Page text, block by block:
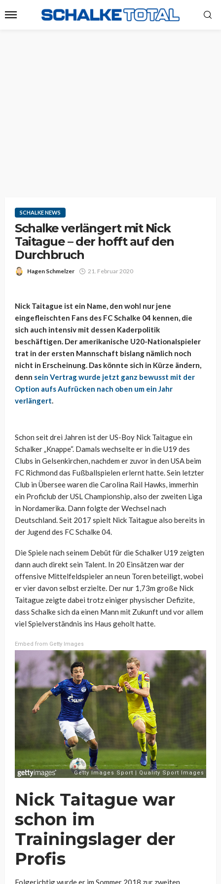
SCHALKE NEWS
Schalke verlängert mit Nick
Taitague – der hofft auf den
Durchbruch
Hagen Schmelzer 21. Februar 2020
Nick Taitague ist ein Name, den wohl nur jene
eingefleischten Fans des FC Schalke 04 kennen, die
sich auch intensiv mit dessen Kaderpolitik
beschäftigen. Der amerikanische U20-Nationalspieler
trat in der ersten Mannschaft bislang nämlich noch
nicht in Erscheinung. Das könnte sich in Kürze ändern,
denn sein Vertrag wurde jetzt ganz bewusst mit der
Option aufs Aufrücken nach oben um ein Jahr
verlängert.
Schon seit drei Jahren ist der US-Boy Nick Taitague ein
Schalker „Knappe“. Damals wechselte er in die U19 des
Clubs in Gelsenkirchen, nachdem er zuvor in den USA beim
FC Richmond das Fußballspielen erlernt hatte. Sein letzter
Club in Übersee waren die Carolina Rail Hawks, immerhin
ein Proficlub der USL Championship, also der zweiten Liga
in Nordamerika. Dann folgte der Wechsel nach
Deutschland. Seit 2017 spielt Nick Taitague also bereits in
der Jugend des FC Schalke 04.
Die Spiele nach seinem Debüt für die Schalker U19 zeigten
dann auch direkt sein Talent. In 20 Einsätzen war der
offensive Mittelfeldspieler an neun Toren beteiligt, wobei
er vier davon selbst erzielte. Der nur 1,73m große Nick
Taitague zeigte dabei trotz einiger physischer Defizite,
dass Schalke sich da einen Mann mit Zukunft und vor allem
viel Spielverständnis ins Haus geholt hatte.
Embed from Getty Images
Nick Taitague war
schon im
Trainingslager der
Profis
Folgerichtig wurde er im Sommer 2018 zur zweiten